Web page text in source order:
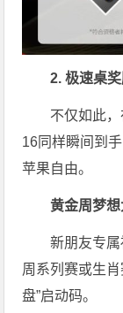
2. 极速桌
不仅如此
16同样瞬间到
苹果自由。
黄金周梦
新朋友专
周系列赛或生
盘”启动码。